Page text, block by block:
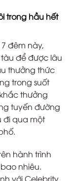
trong hầu hết
đêm này,
để được lâu
thưởng thức
trong suốt
thưởng
tuyến đường
đi qua một
hành trình
nhiêu.
với Celebrity